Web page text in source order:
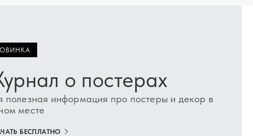
о постерах
полезная информация про постеры и декор в
месте
БЕСПЛАТНО